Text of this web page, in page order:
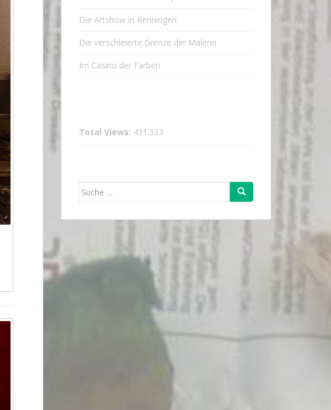
Die Artshow in Renningen
Die verschleierte Grenze der Malerei
Im Casino der Farben
Total Views: 431.333
Suche